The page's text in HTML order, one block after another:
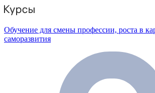
Обучение для смены профессии, роста в
саморазвития